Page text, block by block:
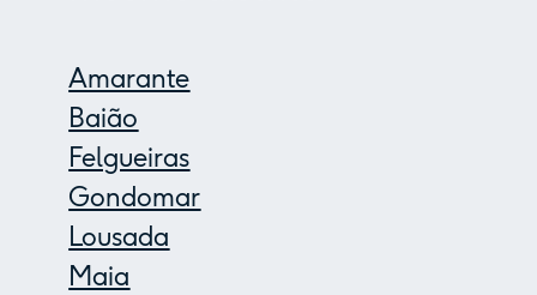
Amarante
Baião
Felgueiras
Gondomar
Lousada
Maia